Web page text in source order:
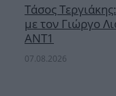
Τάσος
με τον Γιώργο
ΑΝΤ1
07.08.2026